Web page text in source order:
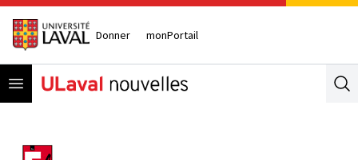
Donner monPortail
Open menu